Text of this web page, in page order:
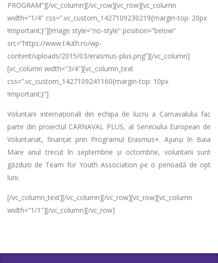
PROGRAM”][/vc_column][/vc_row][vc_row][vc_column
width=”1/4″ css=”.vc_custom_1427109230219{margin-top: 20px
!important;}”][image style=”no-style” position=”below”
src=”https://www.t4uth.ro/wp-
content/uploads/2015/03/erasmus-plus.png”][/vc_column]
[vc_column width=”3/4″][vc_column_text
css=”.vc_custom_1427109241160{margin-top: 10px
!important;}”]
Voluntarii internaționali din echipa de lucru a Carnavalului fac
parte din proiectul CARNAVAL PLUS, al Serviciului European de
Voluntariat, finanțat prin Programul Erasmus+. Ajunși în Baia
Mare anul trecut în septembrie și octombrie, voluntarii sunt
găzduiți de Team for Youth Association pe o perioadă de opt
luni.
[/vc_column_text][/vc_column][/vc_row][vc_row][vc_column
width=”1/1″][/vc_column][/vc_row]